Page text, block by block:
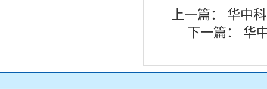
上一篇： 华中
下一篇： 华